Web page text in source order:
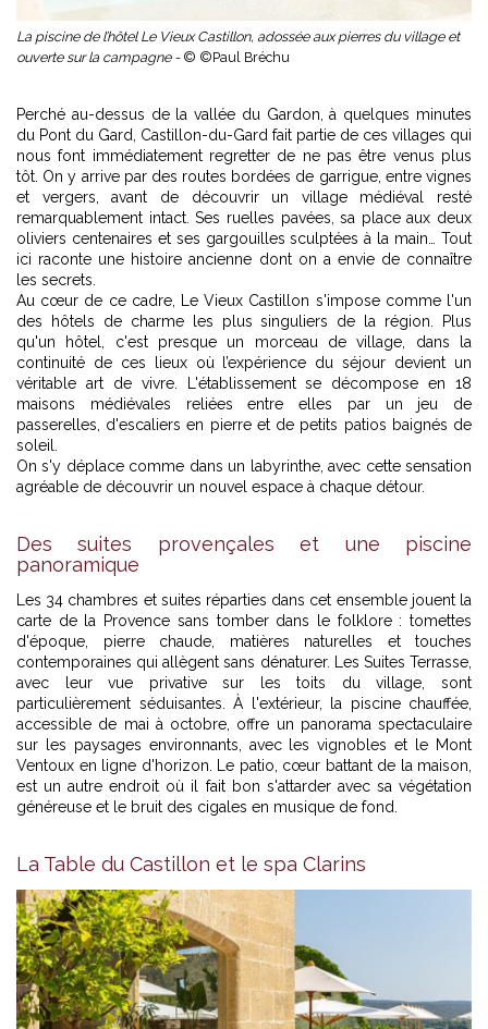
La piscine de l’hôtel Le Vieux Castillon, adossée aux pierres du village et
ouverte sur la campagne - © ©Paul Bréchu
Perché au-dessus de la vallée du Gardon, à quelques minutes
du Pont du Gard, Castillon-du-Gard fait partie de ces villages qui
nous font immédiatement regretter de ne pas être venus plus
tôt. On y arrive par des routes bordées de garrigue, entre vignes
et vergers, avant de découvrir un village médiéval resté
remarquablement intact. Ses ruelles pavées, sa place aux deux
oliviers centenaires et ses gargouilles sculptées à la main… Tout
ici raconte une histoire ancienne dont on a envie de connaître
les secrets.
Au cœur de ce cadre, Le Vieux Castillon s'impose comme l'un
des hôtels de charme les plus singuliers de la région. Plus
qu'un hôtel, c'est presque un morceau de village, dans la
continuité de ces lieux où l’expérience du séjour devient un
véritable art de vivre. L'établissement se décompose en 18
maisons médiévales reliées entre elles par un jeu de
passerelles, d'escaliers en pierre et de petits patios baignés de
soleil.
On s'y déplace comme dans un labyrinthe, avec cette sensation
agréable de découvrir un nouvel espace à chaque détour.
Des suites provençales et une piscine
panoramique
Les 34 chambres et suites réparties dans cet ensemble jouent la
carte de la Provence sans tomber dans le folklore : tomettes
d'époque, pierre chaude, matières naturelles et touches
contemporaines qui allègent sans dénaturer. Les Suites Terrasse,
avec leur vue privative sur les toits du village, sont
particulièrement séduisantes. À l'extérieur, la piscine chauffée,
accessible de mai à octobre, offre un panorama spectaculaire
sur les paysages environnants, avec les vignobles et le Mont
Ventoux en ligne d'horizon. Le patio, cœur battant de la maison,
est un autre endroit où il fait bon s'attarder avec sa végétation
généreuse et le bruit des cigales en musique de fond.
La Table du Castillon et le spa Clarins